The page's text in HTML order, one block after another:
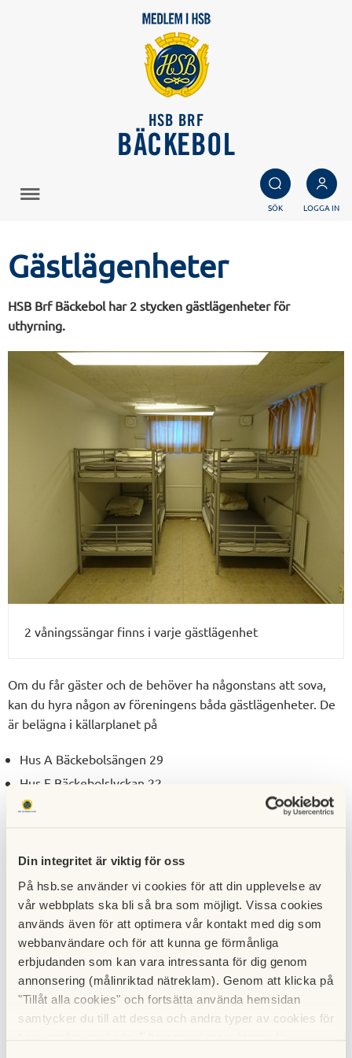
Din integritet är viktig för oss
På hsb.se använder vi cookies för att din upplevelse av
vår webbplats ska bli så bra som möjligt. Vissa cookies
används även för att optimera vår kontakt med dig som
webbanvändare och för att kunna ge förmånliga
erbjudanden som kan vara intressanta för dig genom
annonsering (målinriktad nätreklam). Genom att klicka på
"Tillåt alla cookies" och fortsätta använda hemsidan
samtycker du till att dessa och andra typer av cookies för
HSB BRF
BÄCKEBOL
SÖK LOGGA IN
Gästlägenheter
HSB Brf Bäckebol har 2 stycken gästlägenheter för
uthyrning.
2 våningssängar finns i varje gästlägenhet
Om du får gäster och de behöver ha någonstans att sova,
kan du hyra någon av föreningens båda gästlägenheter. De
är belägna i källarplanet på
Hus A Bäckebolsängen 29
Hus E Bäckebolslyckan 22
Du ansvarar själv för sängkläder. P.g.a. allergirisk får pälsdjur
inte medföras eller vistas i gästlägenheterna.
Rökning är förbjuden.
Gästlägenheterna kostar 250 kr/natt att hyra, vilket per
automatik debiteras din ordinarie hyreasvi.
Max tillåten hyrestid är 1 sammanhängande vecka åt